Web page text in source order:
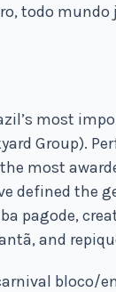
todo mundo
most
Group).
most
defined the
pagode,
and
bloco/